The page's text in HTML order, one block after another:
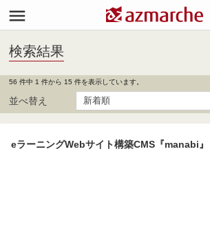

検索結果
56 件中 1 件から 15 件を表示しています。
並べ替え
eラーニングWebサイト構築CMS『manabi』